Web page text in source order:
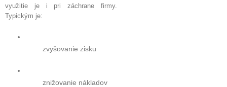
využitie je i pri záchrane firmy.
Typickým je:
zvyšovanie zisku
znižovanie nákladov